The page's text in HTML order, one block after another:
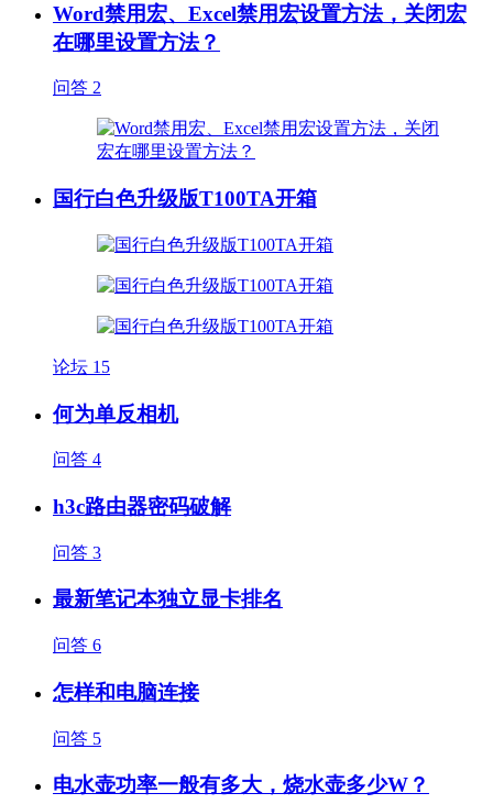
Word禁用宏、Excel禁用宏设置方法，关闭宏
在哪里设置方法？
问答 2
国行白色升级版T100TA开箱
论坛 15
何为单反相机
问答 4
h3c路由器密码破解
问答 3
最新笔记本独立显卡排名
问答 6
怎样和电脑连接
问答 5
电水壶功率一般有多大，烧水壶多少W？